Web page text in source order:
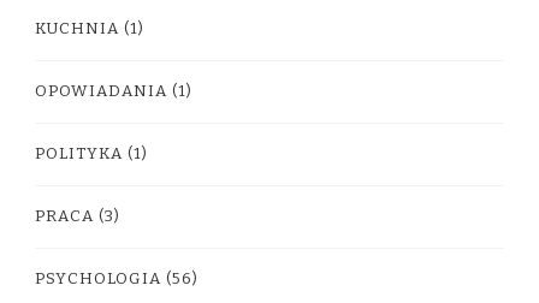
KUCHNIA (1)
OPOWIADANIA (1)
POLITYKA (1)
PRACA (3)
PSYCHOLOGIA (56)